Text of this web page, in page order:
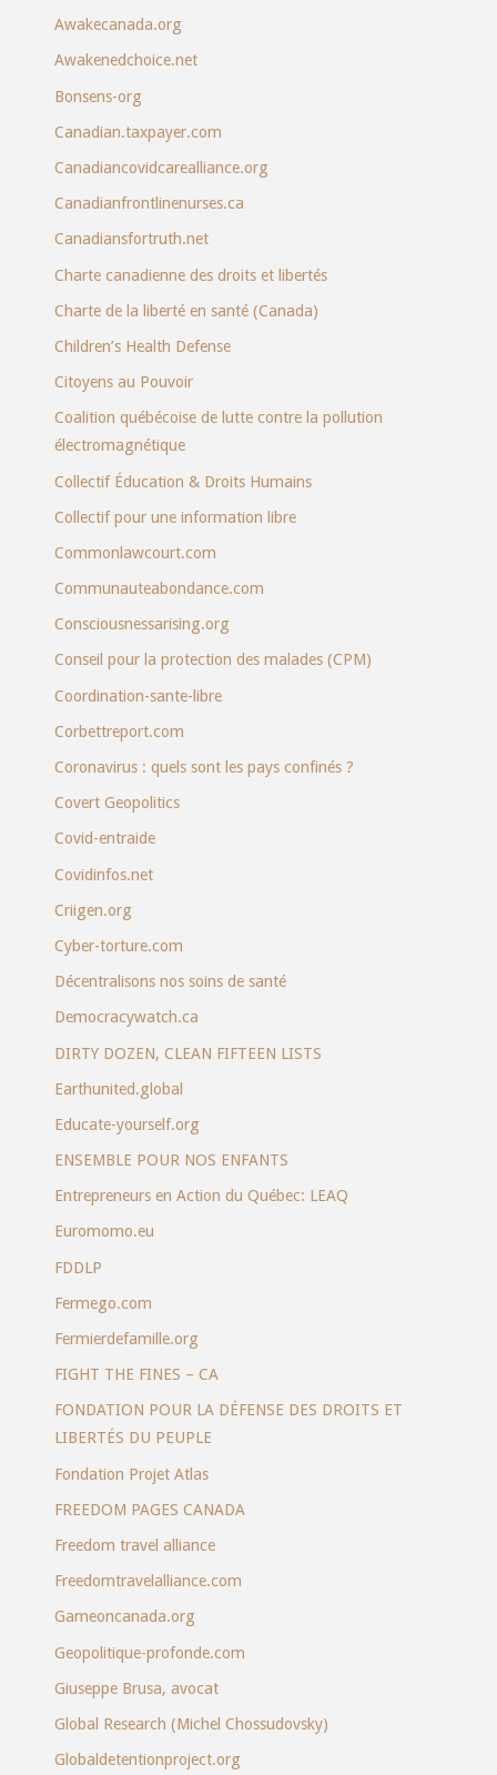
Awakecanada.org
Awakenedchoice.net
Bonsens-org
Canadian.taxpayer.com
Canadiancovidcarealliance.org
Canadianfrontlinenurses.ca
Canadiansfortruth.net
Charte canadienne des droits et libertés
Charte de la liberté en santé (Canada)
Children’s Health Defense
Citoyens au Pouvoir
Coalition québécoise de lutte contre la pollution
électromagnétique
Collectif Éducation & Droits Humains
Collectif pour une information libre
Commonlawcourt.com
Communauteabondance.com
Consciousnessarising.org
Conseil pour la protection des malades (CPM)
Coordination-sante-libre
Corbettreport.com
Coronavirus : quels sont les pays confinés ?
Covert Geopolitics
Covid-entraide
Covidinfos.net
Criigen.org
Cyber-torture.com
Décentralisons nos soins de santé
Democracywatch.ca
DIRTY DOZEN, CLEAN FIFTEEN LISTS
Earthunited.global
Educate-yourself.org
ENSEMBLE POUR NOS ENFANTS
Entrepreneurs en Action du Québec: LEAQ
Euromomo.eu
FDDLP
Fermego.com
Fermierdefamille.org
FIGHT THE FINES – CA
FONDATION POUR LA DÉFENSE DES DROITS ET
LIBERTÉS DU PEUPLE
Fondation Projet Atlas
FREEDOM PAGES CANADA
Freedom travel alliance
Freedomtravelalliance.com
Gameoncanada.org
Geopolitique-profonde.com
Giuseppe Brusa, avocat
Global Research (Michel Chossudovsky)
Globaldetentionproject.org